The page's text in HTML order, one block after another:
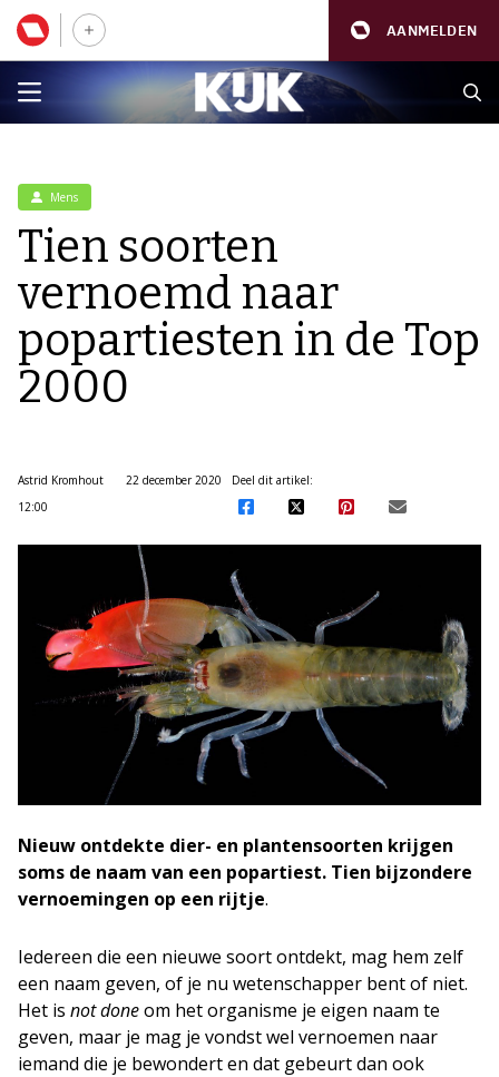
AANMELDEN
Mens
Tien soorten
vernoemd naar
popartiesten in de Top
2000
Astrid Kromhout
22 december 2020
12:00
Deel dit artikel:
Nieuw ontdekte dier- en plantensoorten krijgen
soms de naam van een popartiest. Tien bijzondere
vernoemingen op een rijtje.
Iedereen die een nieuwe soort ontdekt, mag hem zelf
een naam geven, of je nu wetenschapper bent of niet.
Het is not doneom het organisme je eigen naam te
geven, maar je mag je vondst wel vernoemen naar
iemand die je bewondert en dat gebeurt dan ook